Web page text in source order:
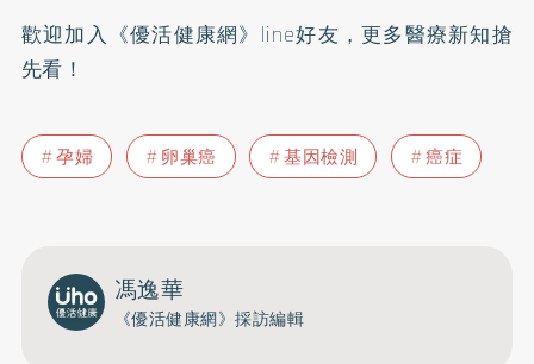
歡迎加入 《優活健康網》line好友 ，更多醫療新知搶
先看！
孕婦 卵巢癌 基因檢測 癌症
馮逸華
《優活健康網》採訪編輯